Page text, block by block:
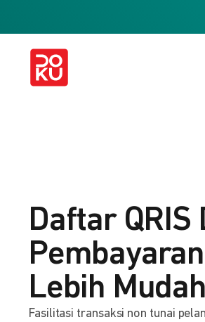
Daftar QRIS
Lebih Mudah
Fasilitasi transaksi non tunai